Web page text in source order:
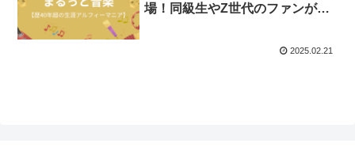
場！同級生やZ世代のファンが参
2025.02.21